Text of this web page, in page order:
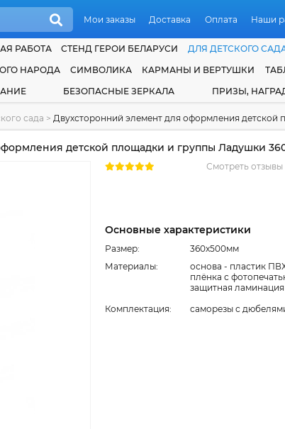
Мои заказы Доставка Оплата Наши
РАБОТА СТЕНД ГЕРОИ БЕЛАРУСИ ДЛЯ ДЕТСКОГО
НАРОДА СИМВОЛИКА КАРМАНЫ И ВЕРТУШКИ
БЕЗОПАСНЫЕ ЗЕРКАЛА ПРИЗЫ,
сада > Двухсторонний элемент для оформления
детской площадки и группы Ладушки
Смотреть отзывы
Основные характеристики
Размер:
360x500мм
Материалы:
основа - пластик
плёнка с
защитная ламинация
Комплектация:
cаморезы с